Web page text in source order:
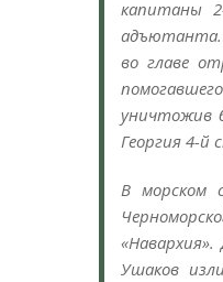
капитаны
адъютанта.
во главе
уничтожив
Георгия 4-й
В морском
Ушаков